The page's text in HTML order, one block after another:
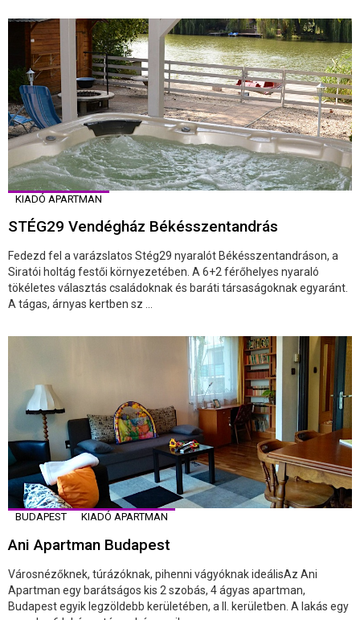
KIADÓ APARTMAN
STÉG29 Vendégház Békésszentandrás
Fedezd fel a varázslatos Stég29 nyaralót Békésszentandráson, a
Siratói holtág festői környezetében. A 6+2 férőhelyes nyaraló
tökéletes választás családoknak és baráti társaságoknak egyaránt.
A tágas, árnyas kertben sz ...
BUDAPEST KIADÓ APARTMAN
Ani Apartman Budapest
Városnézőknek, túrázóknak, pihenni vágyóknak ideálisAz Ani
Apartman egy barátságos kis 2 szobás, 4 ágyas apartman,
Budapest egyik legzöldebb kerületében, a II. kerületben. A lakás egy